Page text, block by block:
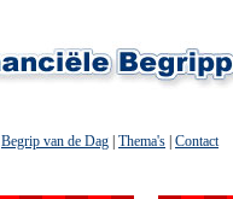
Begrip van de Dag Thema's Contact